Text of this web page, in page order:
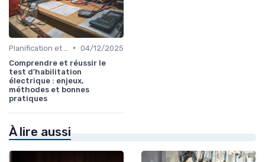
• 04/12/2025
Comprendre et réussir le
test d’habilitation
électrique : enjeux,
méthodes et bonnes
pratiques
À lire aussi